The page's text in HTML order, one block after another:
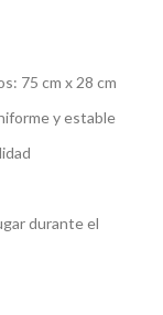
75 cm x 28 cm
y estable
durante el